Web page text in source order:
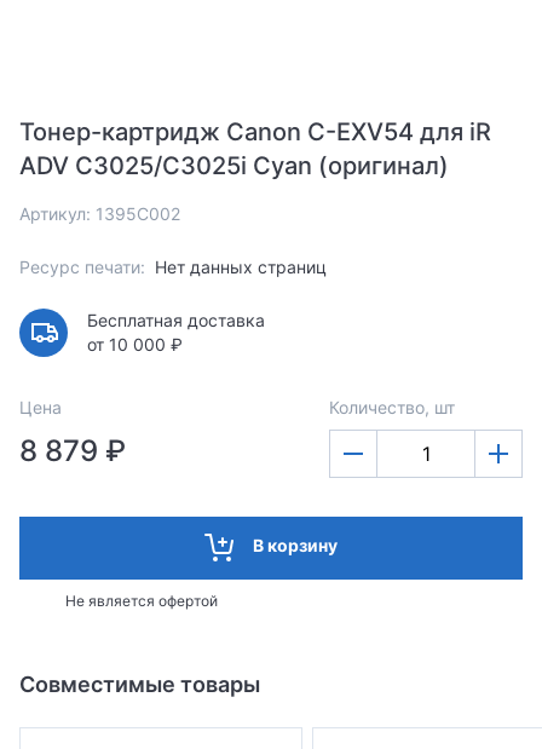
Тонер-картридж Canon C-EXV54 для iR
ADV C3025/C3025i Cyan (оригинал)
Артикул: 1395C002
Ресурс печати: Нет данных страниц
Бесплатная доставка
от 10 000 ₽
Цена
8 879 ₽
Количество, шт
В корзину
Не является офертой
Совместимые товары